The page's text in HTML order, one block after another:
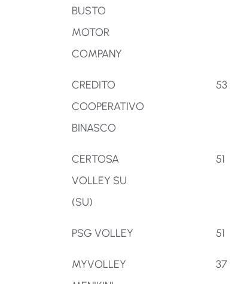
BUSTO
MOTOR
COMPANY
CREDITO
COOPERATIVO
BINASCO
53
CERTOSA
VOLLEY SU
(SU)
51
PSG VOLLEY 51
MYVOLLEY
37